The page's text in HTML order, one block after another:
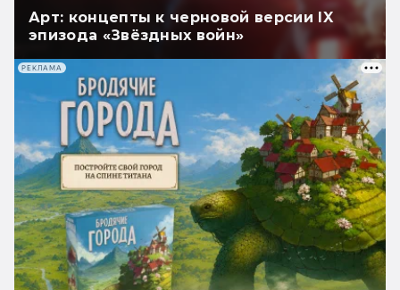
Арт: концепты к черновой версии IX
эпизода «Звёздных войн»
РЕКЛАМА